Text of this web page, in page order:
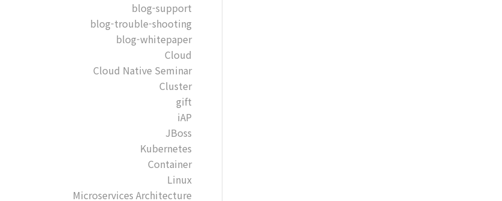
blog-support
blog-trouble-shooting
blog-whitepaper
Cloud
Cloud Native Seminar
Cluster
gift
iAP
JBoss
Kubernetes
Container
Linux
Microservices Architecture